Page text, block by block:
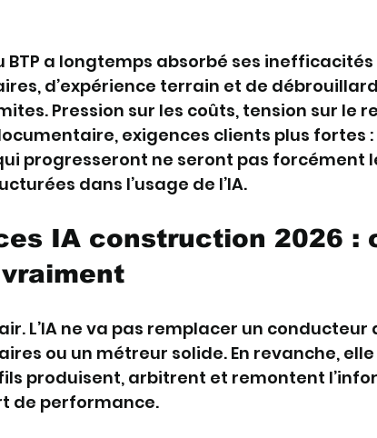
BTP a longtemps absorbé ses inefficacités
d’expérience terrain et de
Pression sur les coûts, tension sur le
exigences clients plus fortes :
progresseront ne seront pas forcément
dans l’usage de l’IA.
IA construction 2026 :
L’IA ne va pas remplacer un conducteur
ou un métreur solide. En revanche,
produisent, arbitrent et remontent
de performance.